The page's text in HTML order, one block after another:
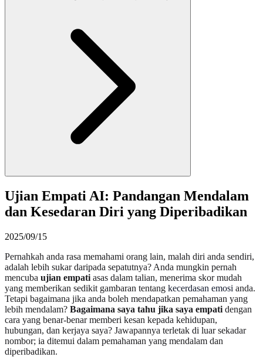
Ujian Empati AI: Pandangan Mendalam
dan Kesedaran Diri yang Diperibadikan
2025/09/15
Pernahkah anda rasa memahami orang lain, malah diri anda sendiri,
adalah lebih sukar daripada sepatutnya? Anda mungkin pernah
mencuba ujian empati asas dalam talian, menerima skor mudah
yang memberikan sedikit gambaran tentang kecerdasan emosi anda.
Tetapi bagaimana jika anda boleh mendapatkan pemahaman yang
lebih mendalam? Bagaimana saya tahu jika saya empati dengan
cara yang benar-benar memberi kesan kepada kehidupan,
hubungan, dan kerjaya saya? Jawapannya terletak di luar sekadar
nombor; ia ditemui dalam pemahaman yang mendalam dan
diperibadikan.